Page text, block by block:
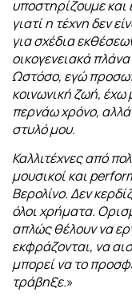
υποστηρίζουμε και
γιατί η τέχνη δεν
για σχέδια
οικογενειακά
Ωστόσο, εγώ
κοινωνική ζωή, έχω
περνάω χρόνο, αλλά
στυλό μου.
Καλλιτέχνες από
μουσικοί και
Βερολίνο. Δεν
όλοι χρήματα.
απλώς θέλουν να
εκφράζονται, να
μπορεί να το
τράβηξε.»